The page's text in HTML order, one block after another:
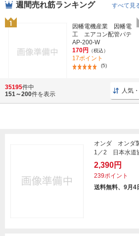
週間売れ筋ランキング
すべて見
因幡電機産業 因幡電
工 エアコン配管パテ
AP-200-W
170円
（税込）
17ポイント
(5)
35195件中
151～200件を表示 人気
オンダ オンダ
1／2 日本水道
2,390円
239ポイント
送料無料、9月4